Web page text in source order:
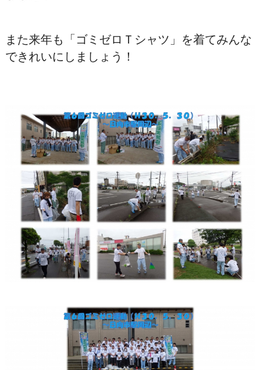
また来年も「ゴミゼロＴシャツ」を着てみんな
できれいにしましょう！